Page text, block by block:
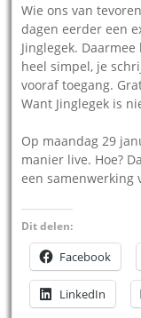
Wie ons van
dagen eerder een
Jinglegek.
heel simpel, je
vooraf toegang.
Want Jinglegek is
Op maandag 29
manier live. Hoe?
een samenwerking
Dit delen:
Facebook
LinkedIn